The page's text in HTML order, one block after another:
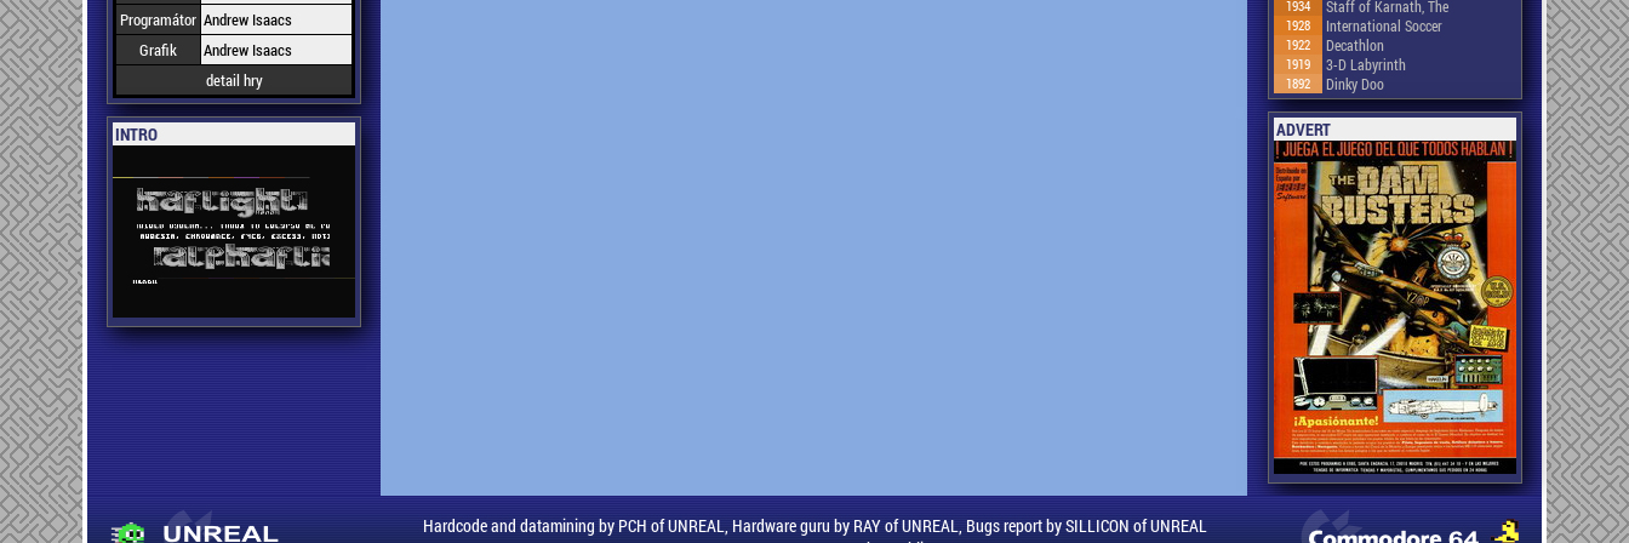
Programátor Andrew Isaacs
Grafik
Andrew Isaacs
detail hry
INTRO
1934 Staff of Karnath, The
1928 International Soccer
1922 Decathlon
1919 3-D Labyrinth
1892 Dinky Doo
ADVERT
Hardcode and datamining by PCH of UNREAL, Hardware guru by RAY of UNREAL, Bugs report by SILLICON of UNREAL